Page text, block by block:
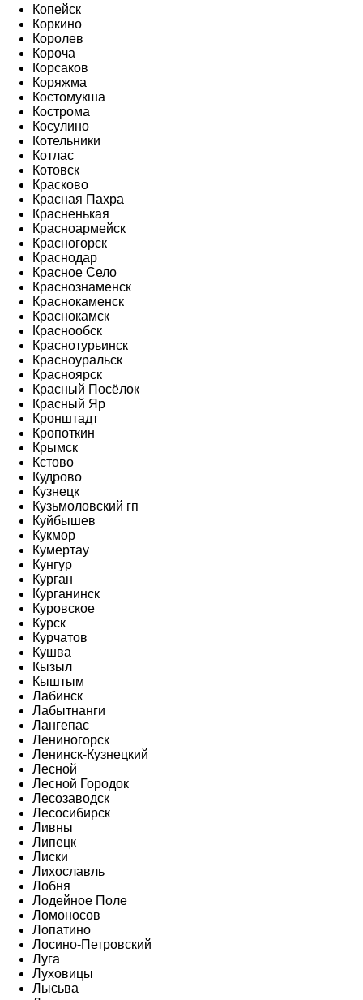
Копейск
Коркино
Королев
Короча
Корсаков
Коряжма
Костомукша
Кострома
Косулино
Котельники
Котлас
Котовск
Красково
Красная Пахра
Красненькая
Красноармейск
Красногорск
Краснодар
Красное Село
Краснознаменск
Краснокаменск
Краснокамск
Краснообск
Краснотурьинск
Красноуральск
Красноярск
Красный Посёлок
Красный Яр
Кронштадт
Кропоткин
Крымск
Кстово
Кудрово
Кузнецк
Кузьмоловский гп
Куйбышев
Кукмор
Кумертау
Кунгур
Курган
Курганинск
Куровское
Курск
Курчатов
Кушва
Кызыл
Кыштым
Лабинск
Лабытнанги
Лангепас
Лениногорск
Ленинск-Кузнецкий
Лесной
Лесной Городок
Лесозаводск
Лесосибирск
Ливны
Липецк
Лиски
Лихославль
Лобня
Лодейное Поле
Ломоносов
Лопатино
Лосино-Петровский
Луга
Луховицы
Лысьва